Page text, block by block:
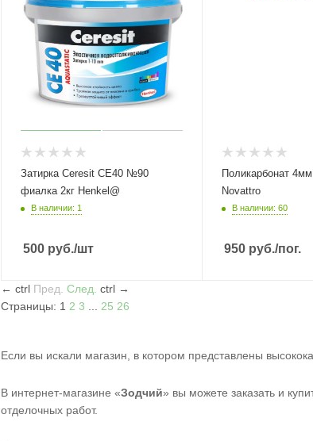
Затирка Ceresit СЕ40 №90
фиалка 2кг Henkel@
В наличии: 1
500 руб./шт
Поликарбонат 4мм прозрачный
Novattro
В наличии: 60
950 руб./пог.
← ctrl Пред. След. ctrl →
Страницы: 1 2 3 25 26
Если вы искали магазин, в котором представлены
В интернет-магазине «Зодчий» вы можете заказать и
отделочных работ.